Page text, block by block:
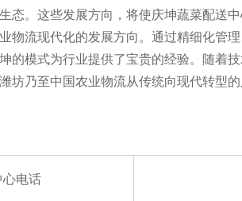
态。这些发展方向，将使庆坤蔬菜配送
物流现代化的发展方向。通过精细化管
的模式为行业提供了宝贵的经验。随着
坊乃至中国农业物流从传统向现代转型
心电话